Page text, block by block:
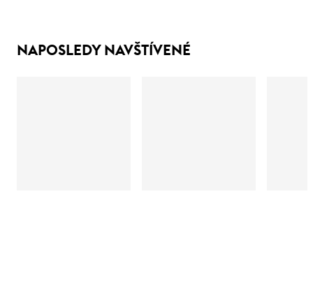
NAPOSLEDY NAVŠTÍVENÉ